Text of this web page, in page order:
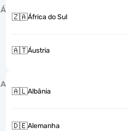
Á
🇿🇦África do Sul
🇦🇹Áustria
A
🇦🇱Albânia
🇩🇪Alemanha